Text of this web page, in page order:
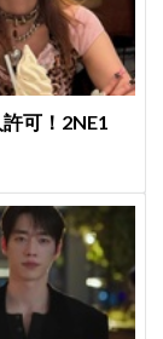
可！2NE1